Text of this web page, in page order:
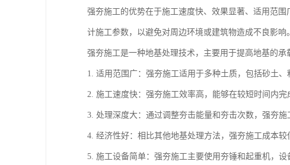
强夯施工的优势在于施工速度快、效果显著、适用范
计施工参数，以避免对周边环境或建筑物造成不良影响。
强夯施工是一种地基处理技术，主要用于提高地基的承
1. 适用范围广：强夯施工适用于多种土质，包括砂土、
2. 施工速度快：强夯施工效率高，能够在较短时间内完
3. 处理深度大：通过调整夯击能量和夯击次数，强夯
4. 经济性好：相比其他地基处理方法，强夯施工成本较
5. 施工设备简单：强夯施工主要使用夯锤和起重机，设